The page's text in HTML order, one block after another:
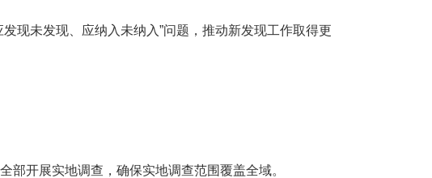
现未发现、应纳入未纳入”问题，推动新发现工作取得更
部开展实地调查，确保实地调查范围覆盖全域。